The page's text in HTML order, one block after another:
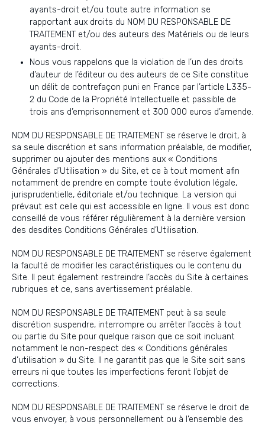
ayants-droit et/ou toute autre information se
rapportant aux droits du NOM DU RESPONSABLE DE
TRAITEMENT et/ou des auteurs des Matériels ou de leurs
ayants-droit.
Nous vous rappelons que la violation de l’un des droits
d’auteur de l’éditeur ou des auteurs de ce Site constitue
un délit de contrefaçon puni en France par l’article L335-
2 du Code de la Propriété Intellectuelle et passible de
trois ans d’emprisonnement et 300 000 euros d’amende.
NOM DU RESPONSABLE DE TRAITEMENT se réserve le droit, à
sa seule discrétion et sans information préalable, de modifier,
supprimer ou ajouter des mentions aux « Conditions
Générales d’Utilisation » du Site, et ce à tout moment afin
notamment de prendre en compte toute évolution légale,
jurisprudentielle, éditoriale et/ou technique. La version qui
prévaut est celle qui est accessible en ligne. Il vous est donc
conseillé de vous référer régulièrement à la dernière version
des desdites Conditions Générales d’Utilisation.
NOM DU RESPONSABLE DE TRAITEMENT se réserve également
la faculté de modifier les caractéristiques ou le contenu du
Site. Il peut également restreindre l’accès du Site à certaines
rubriques et ce, sans avertissement préalable.
NOM DU RESPONSABLE DE TRAITEMENT peut à sa seule
discrétion suspendre, interrompre ou arrêter l’accès à tout
ou partie du Site pour quelque raison que ce soit incluant
notamment le non-respect des « Conditions générales
d’utilisation » du Site. Il ne garantit pas que le Site soit sans
erreurs ni que toutes les imperfections feront l’objet de
corrections.
NOM DU RESPONSABLE DE TRAITEMENT se réserve le droit de
vous envoyer, à vous personnellement ou à l’ensemble des